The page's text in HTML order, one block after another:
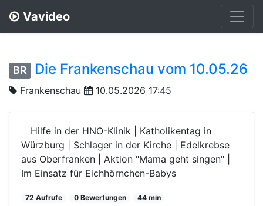
Vavideo
BR Die Frankenschau vom 10.05.26
Frankenschau 10.05.2026 17:45
Hilfe in der HNO-Klinik | Katholikentag in
Würzburg | Schlager in der Kirche | Edelkrebse
aus Oberfranken | Aktion "Mama geht singen" |
Im Einsatz für Eichhörnchen-Babys
72 Aufrufe 0 Bewertungen
44 min